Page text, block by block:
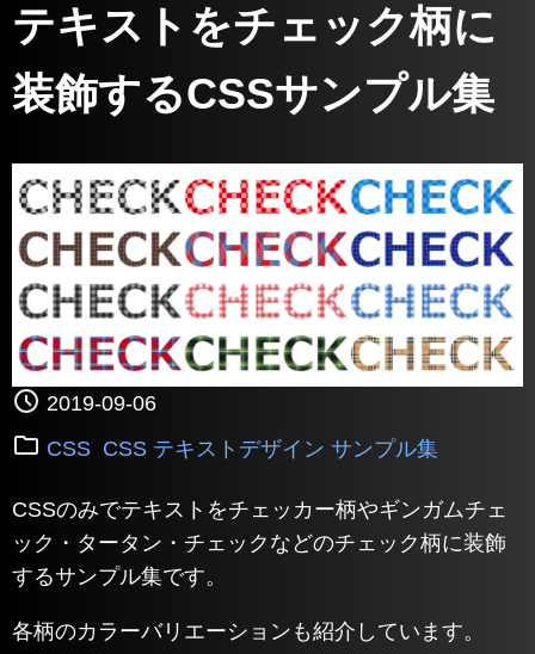
テキストをチェック柄に
装飾するCSSサンプル集
2019-09-06
CSS CSS テキストデザイン サンプル集
CSSのみでテキストをチェッカー柄やギンガムチェ
ック・タータン・チェックなどのチェック柄に装飾
するサンプル集です。
各柄のカラーバリエーションも紹介しています。